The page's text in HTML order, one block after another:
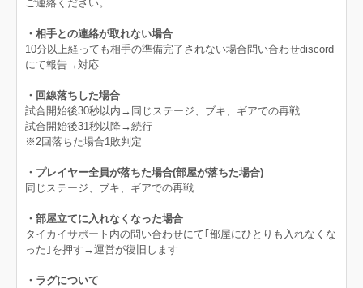
ご連絡ください。
・相手との連絡が取れない場合
10分以上経っても相手の準備完了されない場合問い合わせdiscord
にて報告→対応
・回線落ちした場合
試合開始後30秒以内→同じステージ、ブキ、ギアでの再戦
試合開始後31秒以降→続行
※2回落ちた場合1敗判定
・プレイヤー全員が落ちた場合(部屋が落ちた場合)
同じステージ、ブキ、ギアでの再戦
・部屋立てに入れなくなった場合
タイカイサポート内の問い合わせにて｢部屋にひとりも入れなくな
った｣を押す→運営が復旧します
・ラグについて